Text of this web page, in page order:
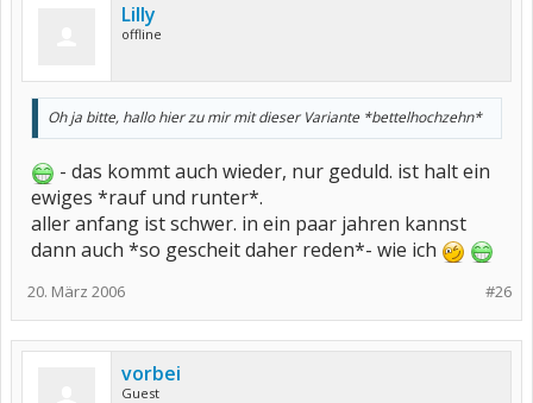
Lilly
offline
Oh ja bitte, hallo hier zu mir mit dieser Variante *bettelhochzehn*
- das kommt auch wieder, nur geduld. ist halt ein
ewiges *rauf und runter*.
aller anfang ist schwer. in ein paar jahren kannst
dann auch *so gescheit daher reden*- wie ich
#26
20. März 2006
vorbei
Guest